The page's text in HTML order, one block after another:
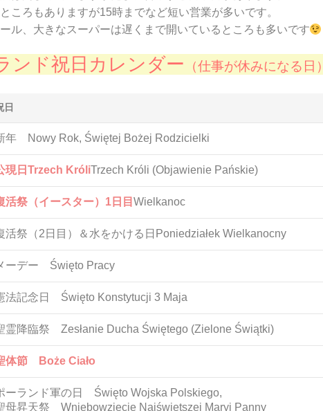
ころもありますが15時までなど短い営業が多いです。
ル、大きなスーパーは遅くまで開いているところも多いです
ンド祝日カレンダー （仕事が休みになる日）
日
年 Nowy Rok, Świętej Bożej Rodzicielki
現日Trzech KróliTrzech Króli (Objawienie Pańskie)
活祭（イースター）1日目 Wielkanoc
活祭（2日目）＆水をかける日Poniedziałek Wielkanocny
ーデー Święto Pracy
法記念日 Święto Konstytucji 3 Maja
霊降臨祭 Zesłanie Ducha Świętego (Zielone Świątki)
体節 Boże Ciało
ーランド軍の日 Święto Wojska Polskiego,
母昇天祭 Wniebowzięcie Najświętszej Maryi Panny